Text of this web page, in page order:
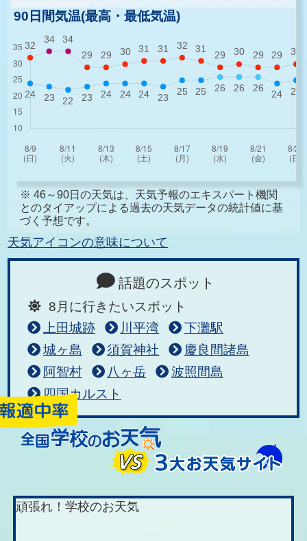
90日間気温(最高・最低気温)
※ 46～90日の天気は、天気予報のエキスパート機関
とのタイアップによる過去の天気データの統計値に基
づく予想です。
天気アイコンの意味について
話題のスポット
8月に行きたいスポット
上田城跡
川平湾
下灘駅
城ヶ島
須賀神社
慶良間諸島
阿智村
八ヶ岳
波照間島
四国カルスト
頑張れ！学校のお天気